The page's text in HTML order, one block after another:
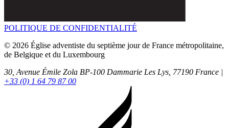
POLITIQUE DE CONFIDENTIALITÉ
© 2026 Église adventiste du septième jour de France métropolitaine,
de Belgique et du Luxembourg
30, Avenue Émile Zola BP-100 Dammarie Les Lys, 77190 France |
+33 (0) 1 64 79 87 00